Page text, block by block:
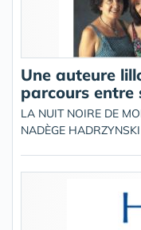
Une auteure
parcours entre
LA NUIT NOIRE DE
NADÈGE